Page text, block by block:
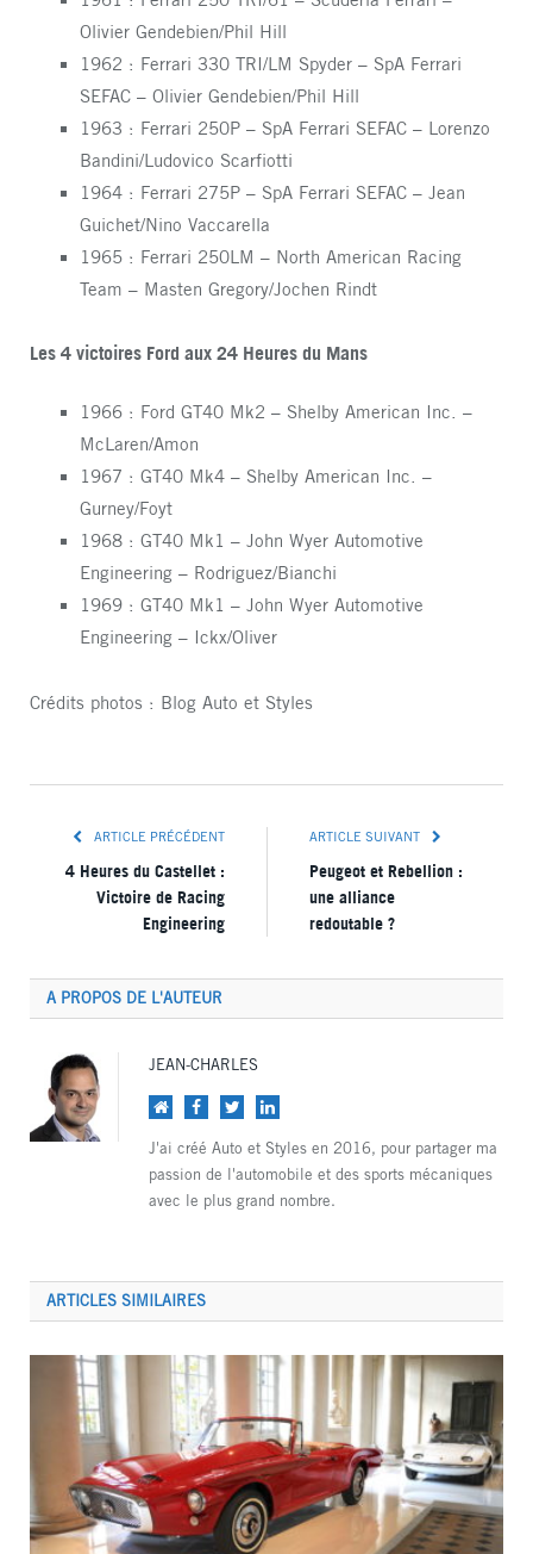
Olivier Gendebien/Phil Hill
1962 : Ferrari 330 TRI/LM Spyder – SpA Ferrari
SEFAC – Olivier Gendebien/Phil Hill
1963 : Ferrari 250P – SpA Ferrari SEFAC – Lorenzo
Bandini/Ludovico Scarfiotti
1964 : Ferrari 275P – SpA Ferrari SEFAC – Jean
Guichet/Nino Vaccarella
1965 : Ferrari 250LM – North American Racing
Team – Masten Gregory/Jochen Rindt
Les 4 victoires Ford aux 24 Heures du Mans
1966 : Ford GT40 Mk2 – Shelby American Inc. –
McLaren/Amon
1967 : GT40 Mk4 – Shelby American Inc. –
Gurney/Foyt
1968 : GT40 Mk1 – John Wyer Automotive
Engineering – Rodriguez/Bianchi
1969 : GT40 Mk1 – John Wyer Automotive
Engineering – Ickx/Oliver
Crédits photos : Blog Auto et Styles
ARTICLE PRÉCÉDENT
4 Heures du Castellet :
Victoire de Racing
Engineering
ARTICLE SUIVANT
Peugeot et Rebellion :
une alliance
redoutable ?
A PROPOS DE L'AUTEUR
JEAN-CHARLES
Site Facebook
TwitterLinkedIn
J'ai créé Auto et Styles en 2016, pour partager ma
passion de l'automobile et des sports mécaniques
avec le plus grand nombre.
ARTICLES SIMILAIRES